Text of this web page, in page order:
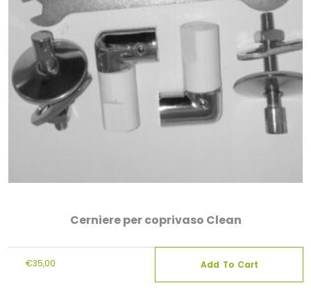
Cerniere per coprivaso Clean
€35,00 Add To Cart